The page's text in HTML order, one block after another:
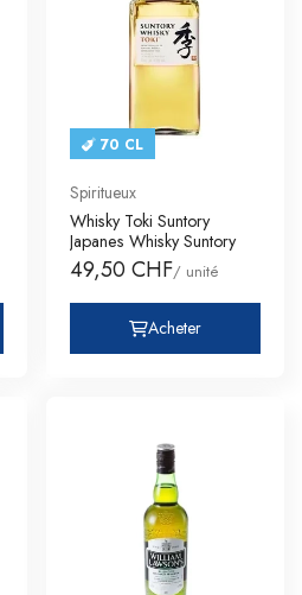
70 CL
Spiritueux
Whisky Toki Suntory
Japanes Whisky Suntory
49,50 CHF/ unité
Acheter